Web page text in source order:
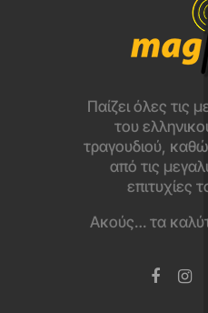
Παίζει όλες τις
του
τραγουδιού,
από τις
επιτυχίες
Ακούς… τα